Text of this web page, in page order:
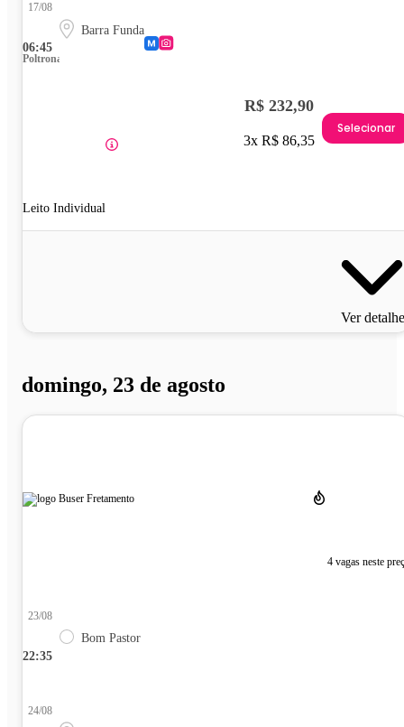
06:45
17/08
Barra Funda
Poltrona
Leito Individual
R$ 232,90
3x R$ 86,35
Selecionar
Ver
domingo, 23 de agosto
4 vagas neste
22:35
23/08
Bom Pastor
24/08